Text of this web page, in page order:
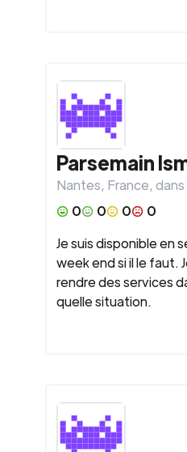
Parsemain
Nantes, France,
0
0 0
0
Je suis disponible en
week end si il le faut.
rendre des services
quelle situation.